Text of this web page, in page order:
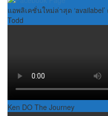
แอพลิเคชั่นใหม่ล่าสุด
Todd
Ken DO The Journey